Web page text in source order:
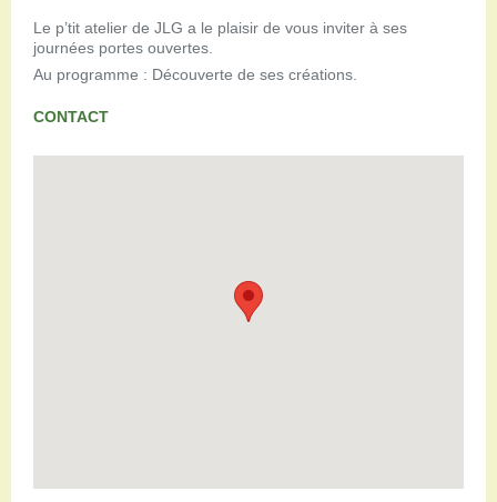
Le p’tit atelier de JLG a le plaisir de vous inviter à ses
journées portes ouvertes.
Au programme : Découverte de ses créations.
CONTACT